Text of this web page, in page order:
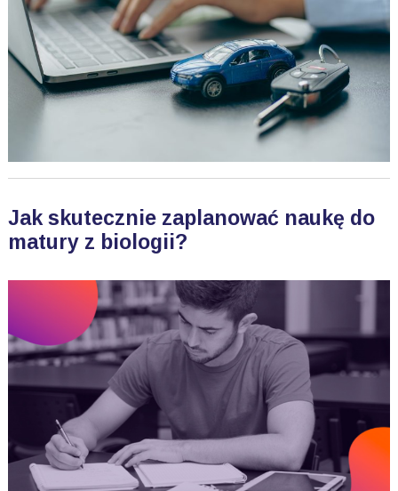
Jak skutecznie zaplanować naukę do
matury z biologii?